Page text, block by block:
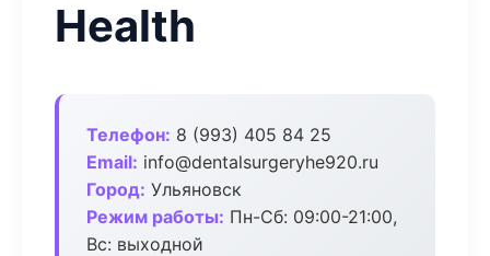
Health
Телефон: 8 (993) 405 84 25
Email: info@dentalsurgeryhe920.ru
Город: Ульяновск
Режим работы: Пн-Сб: 09:00-21:00,
Вс: выходной